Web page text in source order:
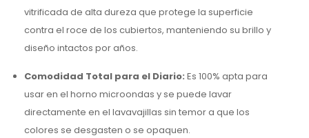
vitrificada de alta dureza que protege la superficie
contra el roce de los cubiertos, manteniendo su brillo y
diseño intactos por años.
Comodidad Total para el Diario: Es 100% apta para
usar en el horno microondas y se puede lavar
directamente en el lavavajillas sin temor a que los
colores se desgasten o se opaquen.